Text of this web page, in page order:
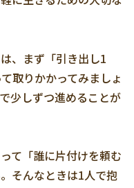
、まず「引き出し1
取りかかってみましょ
少しずつ進めることが
て「誰に片付けを頼む
そんなときは1人で抱